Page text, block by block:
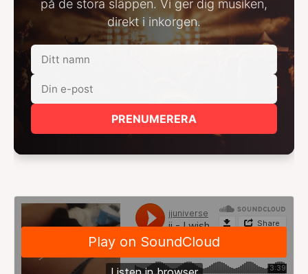
på de stora släppen. Vi ger dig musiken,
direkt i inkorgen.
PRENUMERERA